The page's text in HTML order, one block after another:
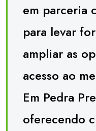
em parceria
para levar
ampliar as
acesso ao
Em Pedra
oferecendo